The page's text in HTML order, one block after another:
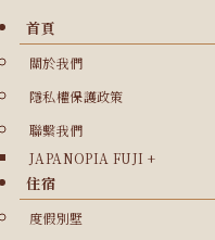
首頁
關於我們
隱私權保護政策
聯繫我們
JAPANOPIA FUJI +
住宿
度假別墅